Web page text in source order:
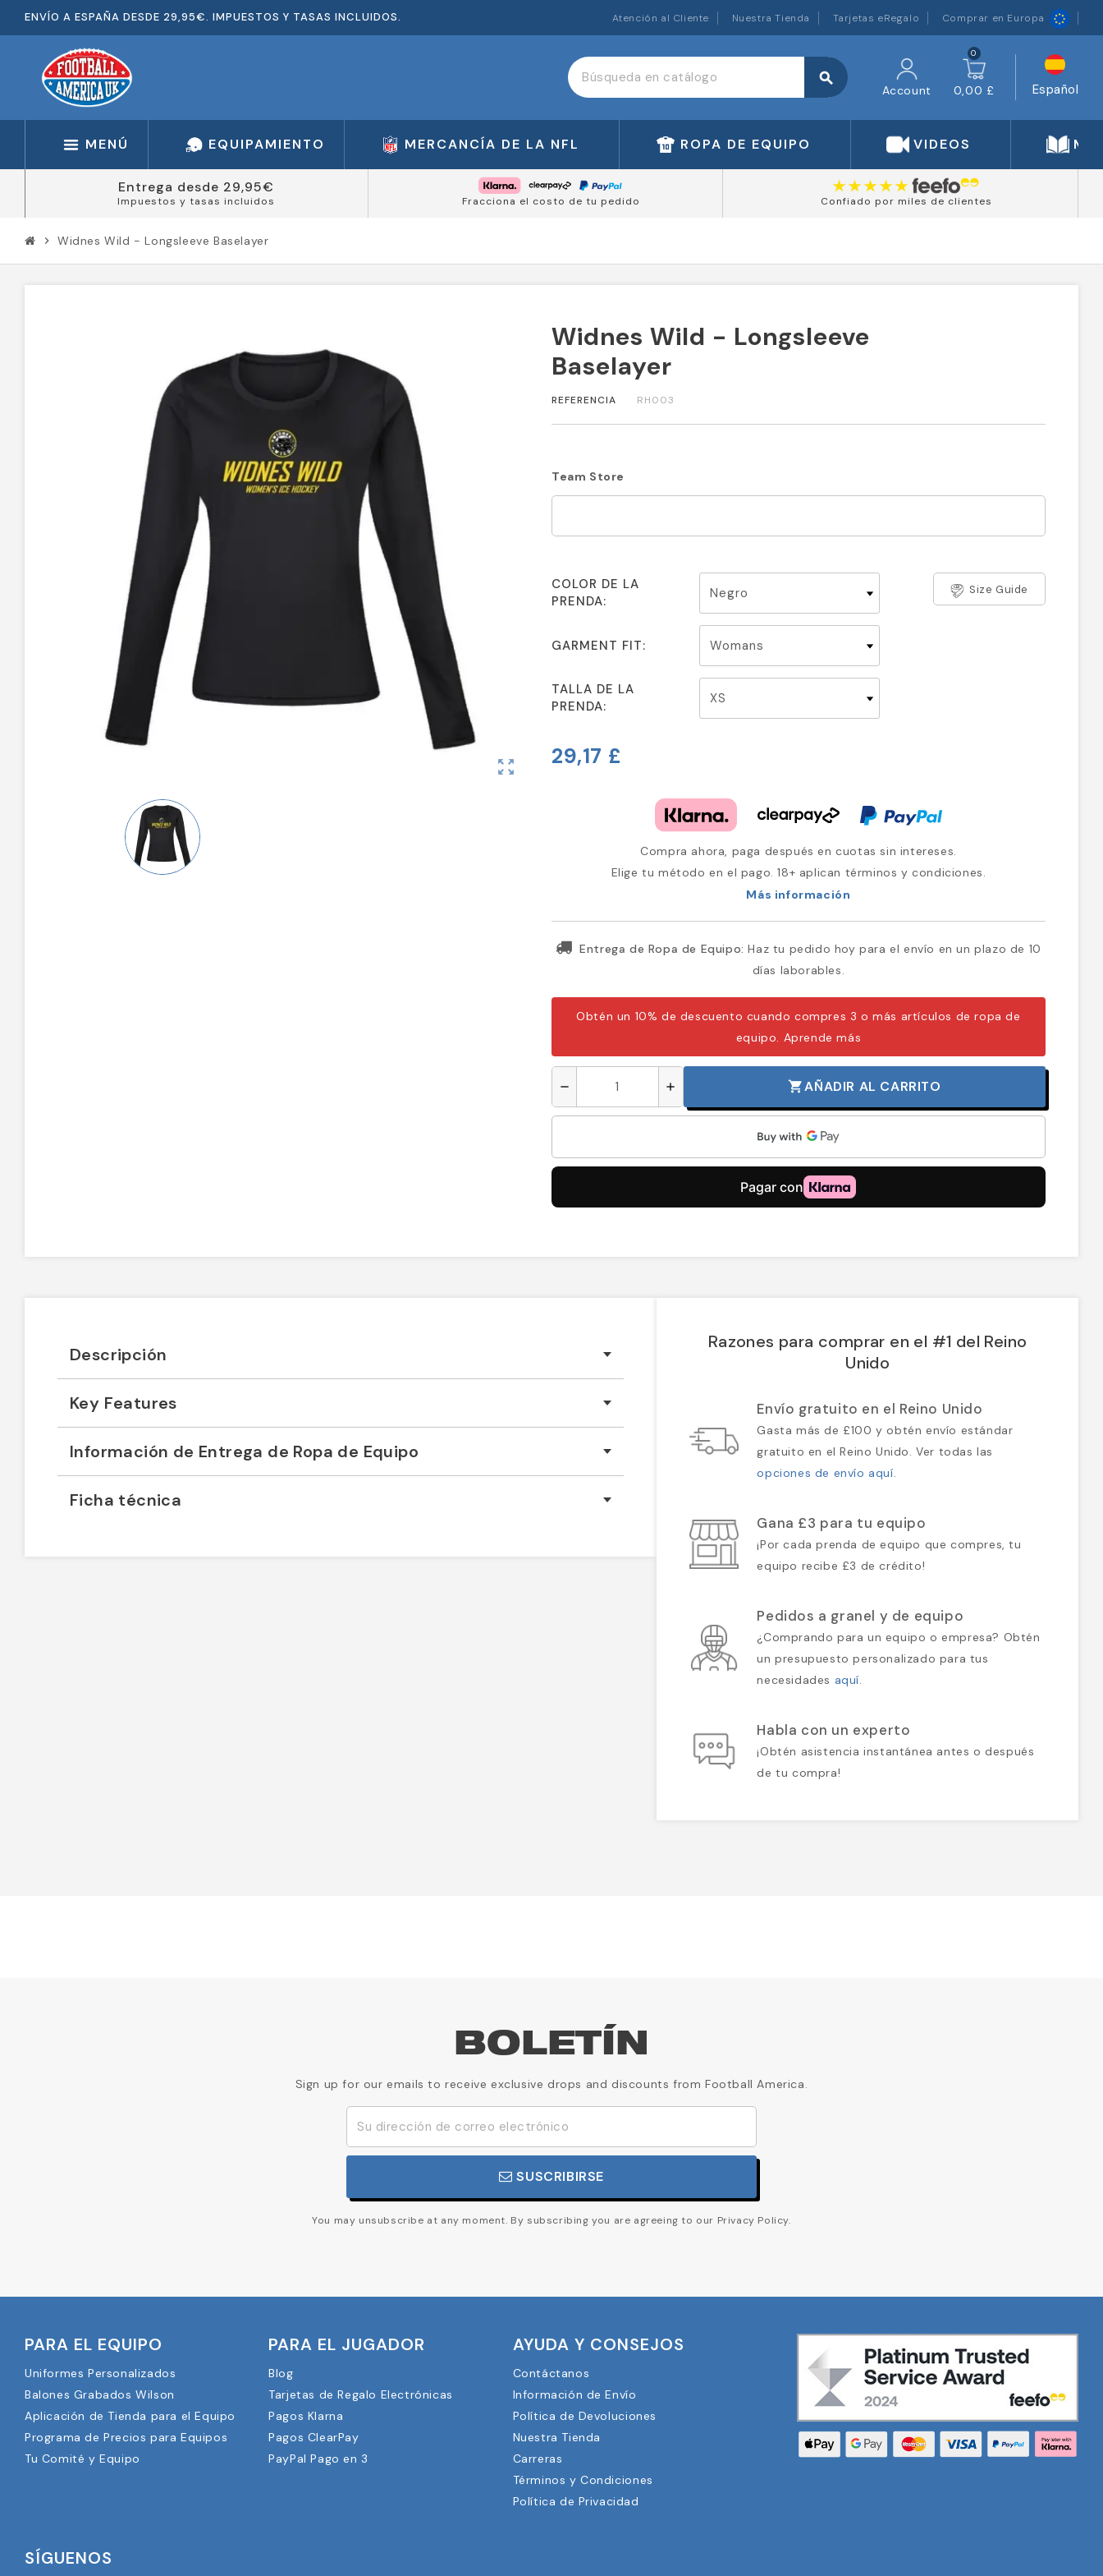
ENVÍO A ESPAÑA DESDE 29,95€. IMPUESTOS Y TASAS INCLUIDOS. Atención al Cliente Nuestra Tienda Tarjetas eRegalo Comprar en Europa
search
Account
0
0,00 £ Español
MENÚ EQUIPAMIENTO MERCANCÍA DE LA NFL ROPA DE EQUIPO VIDEOS
Entrega desde 29,95€
Impuestos y tasas incluidos Fracciona el costo de tu pedido Confiado por miles de clientes
chevron_right Widnes Wild - Longsleeve Baselayer
zoom_out_map
Widnes Wild - Longsleeve
Baselayer
REFERENCIA RH003
Team Store
COLOR DE LA
PRENDA:
Size Guide
GARMENT FIT:
TALLA DE LA
PRENDA:
29,17 £
Compra ahora, paga después en cuotas sin intereses.
Elige tu método en el pago. 18+ aplican términos y condiciones.
Más información
Entrega de Ropa de Equipo: Haz tu pedido hoy para el envío en un plazo de 10
días laborables.
Obtén un 10% de descuento cuando compres 3 o más artículos de ropa de
equipo. Aprende más
remove add shopping_cartAÑADIR AL CARRITO
Descripción
Key Features
Información de Entrega de Ropa de Equipo
Ficha técnica
Razones para comprar en el #1 del Reino
Unido
Envío gratuito en el Reino Unido
Gasta más de £100 y obtén envío estándar
gratuito en el Reino Unido. Ver todas las
opciones de envío aquí.
Gana £3 para tu equipo
¡Por cada prenda de equipo que compres, tu
equipo recibe £3 de crédito!
Pedidos a granel y de equipo
¿Comprando para un equipo o empresa? Obtén
un presupuesto personalizado para tus
necesidades aquí.
Habla con un experto
¡Obtén asistencia instantánea antes o después
de tu compra!
BOLETÍN
Sign up for our emails to receive exclusive drops and discounts from Football America.
SUSCRIBIRSE
You may unsubscribe at any moment. By subscribing you are agreeing to our Privacy Policy.
PARA EL EQUIPO
Uniformes Personalizados
Balones Grabados Wilson
Aplicación de Tienda para el Equipo
Programa de Precios para Equipos
Tu Comité y Equipo
PARA EL JUGADOR
Blog
Tarjetas de Regalo Electrónicas
Pagos Klarna
Pagos ClearPay
PayPal Pago en 3
AYUDA Y CONSEJOS
Contáctanos
Información de Envío
Política de Devoluciones
Nuestra Tienda
Carreras
Términos y Condiciones
Política de Privacidad
SÍGUENOS